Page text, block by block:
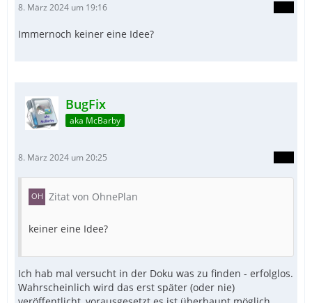
8. März 2024 um 19:16
Immernoch keiner eine Idee?
BugFix
aka McBarby
8. März 2024 um 20:25
Zitat von OhnePlan
keiner eine Idee?
Ich hab mal versucht in der Doku was zu finden - erfolglos.
Wahrscheinlich wird das erst später (oder nie)